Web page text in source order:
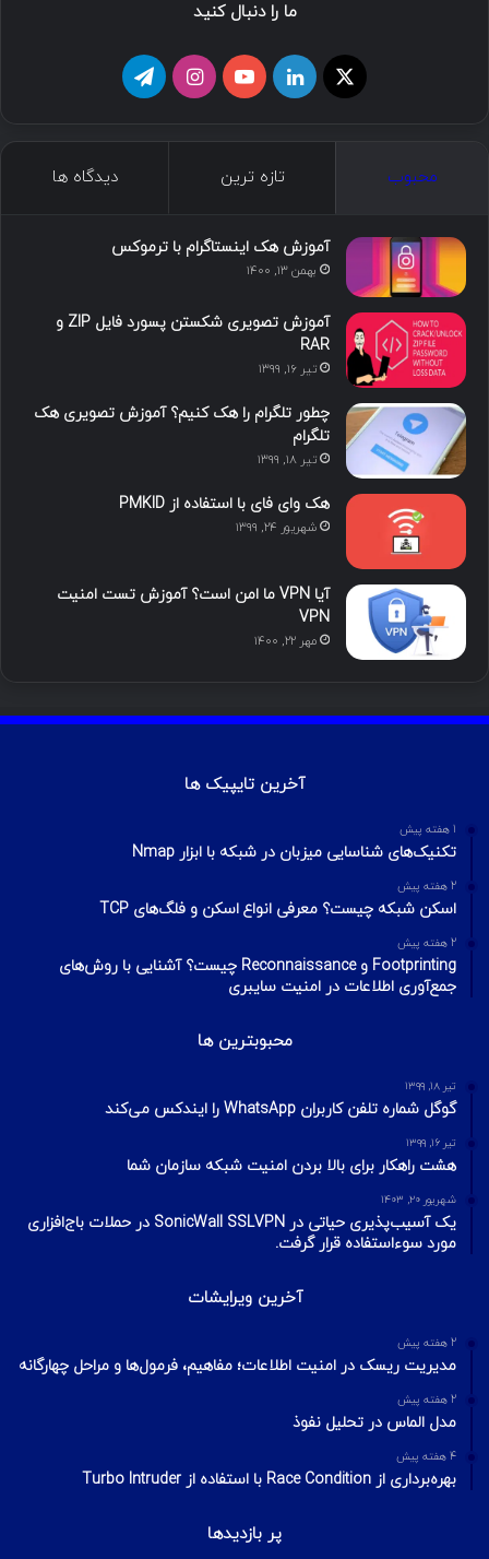
ما را دنبال کنید
د
ی
ن
و
ت
گ
ا
ا
محبوب تازه ترین دیدگاه ها
آموزش هک اینستاگرام با ترموکس
بهمن ۱۳, ۱۴۰۰
آموزش تصویری شکستن پسورد فایل ZIP و
RAR
تیر ۱۶, ۱۳۹۹
چطور تلگرام را هک کنیم؟ آموزش تصویری هک
تلگرام
تیر ۱۸, ۱۳۹۹
هک وای فای با استفاده از PMKID
شهریور ۲۴, ۱۳۹۹
آیا VPN ما امن است؟ آموزش تست امنیت
VPN
مهر ۲۲, ۱۴۰۰
آخرین تایپیک ها
1 هفته پیش
تکنیک‌های شناسایی میزبان در شبکه با ابزار Nmap
2 هفته پیش
اسکن شبکه چیست؟ معرفی انواع اسکن و فلگ‌های TCP
2 هفته پیش
Footprinting و Reconnaissance چیست؟ آشنایی با روش‌های
جمع‌آوری اطلاعات در امنیت سایبری
محبوبترین ها
تیر ۱۸, ۱۳۹۹
گوگل شماره تلفن کاربران WhatsApp را ایندکس می‌کند
تیر ۱۶, ۱۳۹۹
هشت راهکار برای بالا بردن امنیت شبکه سازمان شما
شهریور ۲۰, ۱۴۰۳
یک آسیب‌پذیری حیاتی در SonicWall SSLVPN در حملات باج‌افزاری
مورد سوءاستفاده قرار گرفت.
آخرین ویرایشات
2 هفته پیش
مدیریت ریسک در امنیت اطلاعات؛ مفاهیم، فرمول‌ها و مراحل چهارگانه
2 هفته پیش
مدل الماس در تحلیل نفوذ
4 هفته پیش
بهره‌برداری از Race Condition با استفاده از Turbo Intruder
پر بازدیدها